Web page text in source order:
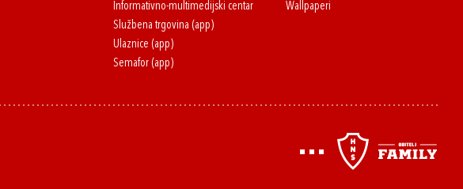
Informativno-multimedijski centar
Službena trgovina (app)
Ulaznice (app)
Semafor (app)
Wallpaperi